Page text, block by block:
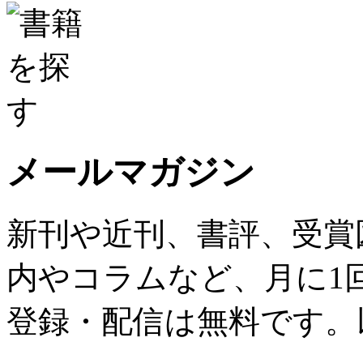
メールマガジン
新刊や近刊、書評、受
内やコラムなど、月に1
登録・配信は無料です